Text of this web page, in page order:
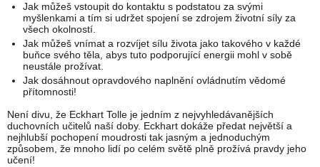
Jak můžeš vstoupit do kontaktu s podstatou za svými
myšlenkami a tím si udržet spojení se zdrojem životní síly za
všech okolností.
Jak můžeš vnímat a rozvíjet sílu života jako takového v každé
buňce svého těla, abys tuto podporující energii mohl v sobě
neustále prožívat.
Jak dosáhnout opravdového naplnění ovládnutím vědomé
přítomnosti!
Není divu, že Eckhart Tolle je jedním z nejvyhledávanějších
duchovních učitelů naší doby. Eckhart dokáže předat největší a
nejhlubší pochopení moudrosti tak jasným a jednoduchým
způsobem, že mnoho lidí po celém světě plně prožívá pravdy jeho
učení!